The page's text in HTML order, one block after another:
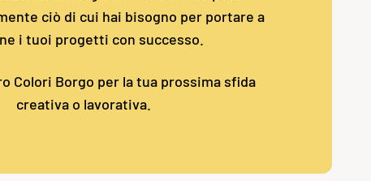
ciò di cui hai bisogno per portare a
i tuoi progetti con successo.
Colori Borgo per la tua prossima sfida
creativa o lavorativa.